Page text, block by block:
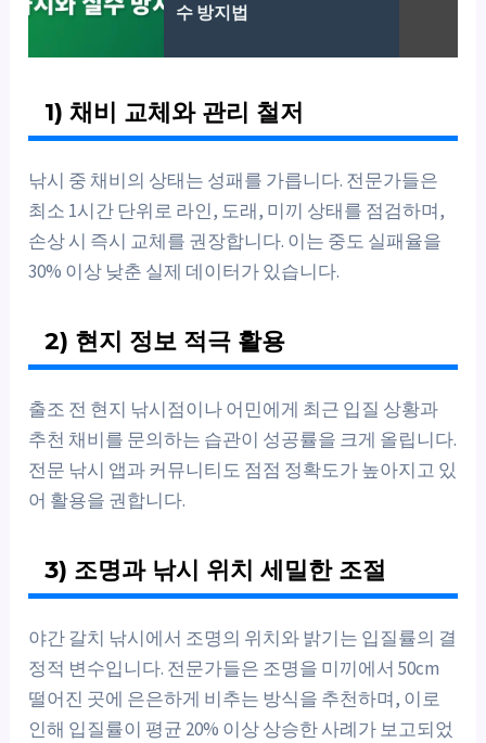
수 방지법
1) 채비 교체와 관리 철저
낚시 중 채비의 상태는 성패를 가릅니다. 전문가들은
최소 1시간 단위로 라인, 도래, 미끼 상태를 점검하며,
손상 시 즉시 교체를 권장합니다. 이는 중도 실패율을
30% 이상 낮춘 실제 데이터가 있습니다.
2) 현지 정보 적극 활용
출조 전 현지 낚시점이나 어민에게 최근 입질 상황과
추천 채비를 문의하는 습관이 성공률을 크게 올립니다.
전문 낚시 앱과 커뮤니티도 점점 정확도가 높아지고 있
어 활용을 권합니다.
3) 조명과 낚시 위치 세밀한 조절
야간 갈치 낚시에서 조명의 위치와 밝기는 입질률의 결
정적 변수입니다. 전문가들은 조명을 미끼에서 50cm
떨어진 곳에 은은하게 비추는 방식을 추천하며, 이로
인해 입질률이 평균 20% 이상 상승한 사례가 보고되었